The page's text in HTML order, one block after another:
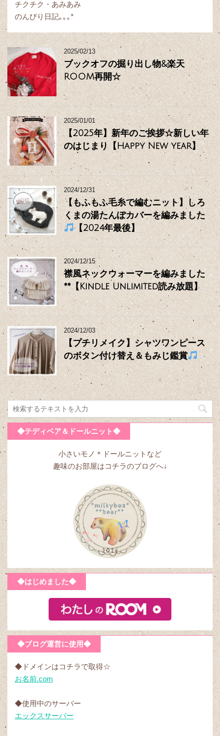
チクチク・あみあみ
のんびり日記｡｡｡*
2025/02/13
ブックオフの掘り出し物&楽天
ROOM再開☆
2025/01/01
【2025年】新年のご挨拶☆新しい年
のはじまり【Happy New year】
2024/12/31
【もふもふ毛糸で編むニット】しろ
くまの湯たんぽカバーを編みました
【2024年最後】
2024/12/15
襟風ネックウォーマーを編みました
**【Kindle Unlimited読み放題】
2024/12/03
【プチリメイク】シャツワンピース
のボタン付け替え＆もみじ鑑賞
◆テディベア＆ドールニット◆
小さいモノ＊ドールニットなど
趣味のお部屋はコチラのブログへ↓
◆はじめました◆
◆ブログ運営に使用◆
◆ドメインはコチラで取得☆
お名前.com
◆使用中のサーバー
エックスサーバー